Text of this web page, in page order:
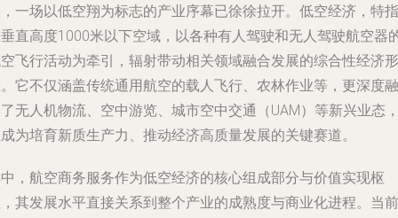
一场以低空翔为标志的产业序幕已徐徐拉开。低空经济，特指
直高度1000米以下空域，以各种有人驾驶和无人驾驶航空器
飞行活动为牵引，辐射带动相关领域融合发展的综合性经济形
它不仅涵盖传统通用航空的载人飞行、农林作业等，更深度融
无人机物流、空中游览、城市空中交通（UAM）等新兴业态
为培育新质生产力、推动经济高质量发展的关键赛道。
，航空商务服务作为低空经济的核心组成部分与价值实现枢
其发展水平直接关系到整个产业的成熟度与商业化进程。当前